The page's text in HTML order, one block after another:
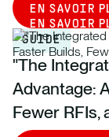
EN SAVOIR
EN SAVOIR
GUIDE
"The
Advantage:
Fewer RFIs,